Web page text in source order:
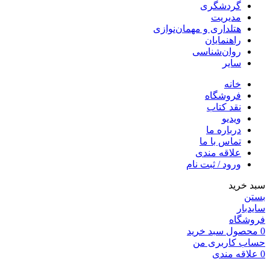
گردشگری
مدیریت
هتلداری و مهمان‌نوازی
راهنمایان
روان‌شناسی
سایر
خانه
فروشگاه
نقد کتاب
ویدیو
درباره‌ ما
تماس با ما
علاقه مندی
ورود / ثبت نام
سبد خرید
بستن
سایدبار
فروشگاه
0 محصول سبد خرید
حساب کاربری من
0 علاقه مندی